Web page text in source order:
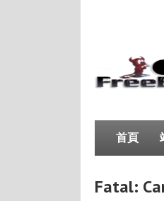
首頁
Fatal: